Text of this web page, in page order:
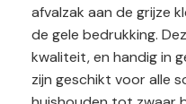
afvalzak aan de grijze
de gele bedrukking.
kwaliteit, en handig in
zijn geschikt voor alle